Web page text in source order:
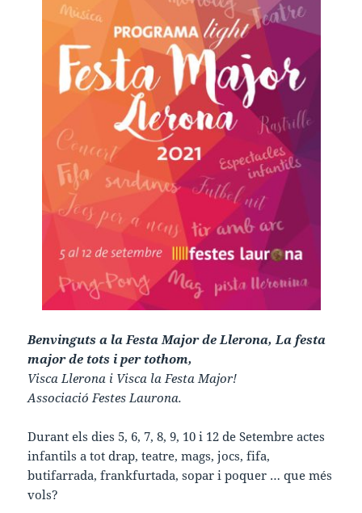
Benvinguts a la Festa Major de Llerona, La festa
major de tots i per tothom,
Visca Llerona i Visca la Festa Major!
Associació Festes Laurona.
Durant els dies 5, 6, 7, 8, 9, 10 i 12 de Setembre actes
infantils a tot drap, teatre, mags, jocs, fifa,
butifarrada, frankfurtada, sopar i poquer … que més
vols?